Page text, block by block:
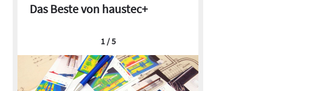
Das Beste von haustec+
1 / 5